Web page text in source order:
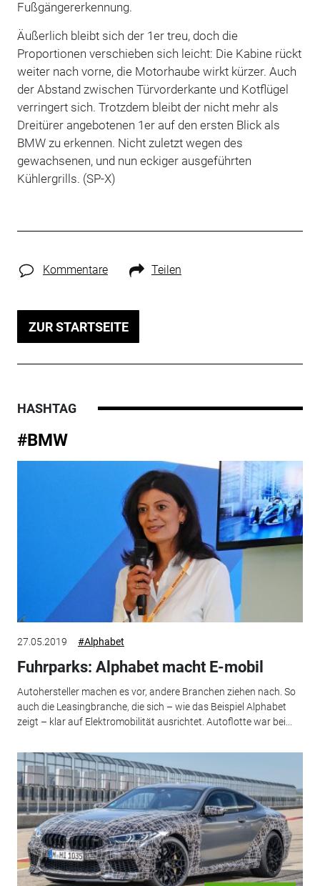
Fußgängererkennung.
Äußerlich bleibt sich der 1er treu, doch die
Proportionen verschieben sich leicht: Die Kabine rückt
weiter nach vorne, die Motorhaube wirkt kürzer. Auch
der Abstand zwischen Türvorderkante und Kotflügel
verringert sich. Trotzdem bleibt der nicht mehr als
Dreitürer angebotenen 1er auf den ersten Blick als
BMW zu erkennen. Nicht zuletzt wegen des
gewachsenen, und nun eckiger ausgeführten
Kühlergrills. (SP-X)
Kommentare Teilen
ZUR STARTSEITE
HASHTAG
#BMW
27.05.2019 #Alphabet
Fuhrparks: Alphabet macht E-mobil
Autohersteller machen es vor, andere Branchen ziehen nach. So
auch die Leasingbranche, die sich – wie das Beispiel Alphabet
zeigt – klar auf Elektromobilität ausrichtet. Autoflotte war bei...